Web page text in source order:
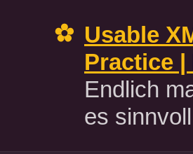
Usable
Practice
Endlich
es